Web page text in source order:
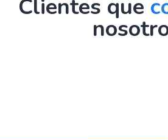
Clientes que